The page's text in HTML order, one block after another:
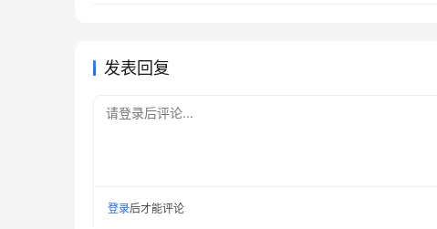
发表回复
请登录后评论...
登录后才能评论